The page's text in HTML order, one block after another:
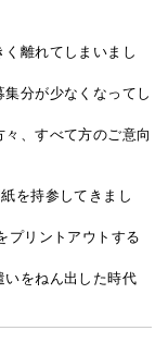
離れてしまいまし
分が少なくなってし
、すべて方のご意向
を持参してきまし
プリントアウトする
をねん出した時代